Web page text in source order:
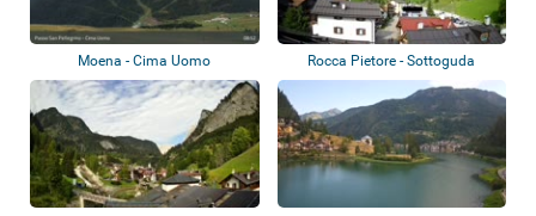
Moena - Cima Uomo Rocca Pietore - Sottoguda